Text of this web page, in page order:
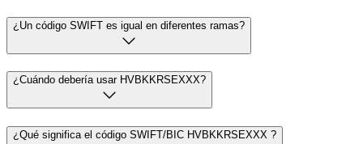
¿Un código SWIFT es igual en diferentes ramas?
¿Cuándo debería usar HVBKKRSEXXX?
¿Qué significa el código SWIFT/BIC HVBKKRSEXXX ?